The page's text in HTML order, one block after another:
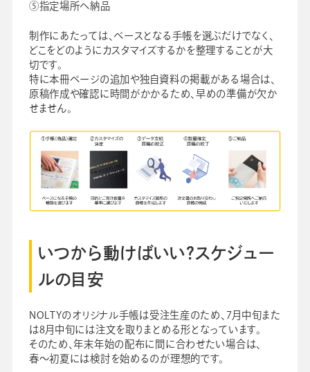
⑤指定場所へ納品
制作にあたっては、ベースとなる手帳を選ぶだけでなく、
どこをどのようにカスタマイズするかを整理することが大
切です。
特に本冊ページの追加や独自資料の掲載がある場合は、
原稿作成や確認に時間がかかるため、早めの準備が欠か
せません。
いつから動けばいい？スケジュー
ルの目安
NOLTYのオリジナル手帳は受注生産のため、7月中旬また
は8月中旬には注文を取りまとめる形となっています。
そのため、年末年始の配布に間に合わせたい場合は、
春〜初夏には検討を始めるのが理想的です。